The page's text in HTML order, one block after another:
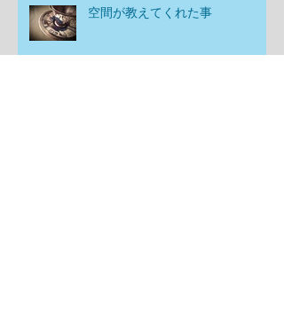
空間が教えてくれた事